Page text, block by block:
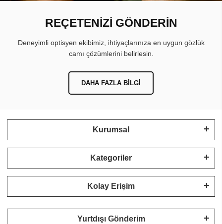
REÇETENİZİ GÖNDERİN
Deneyimli optisyen ekibimiz, ihtiyaçlarınıza en uygun gözlük
camı çözümlerini belirlesin.
DAHA FAZLA BILGI
Kurumsal
Kategoriler
Kolay Erişim
Yurtdışı Gönderim